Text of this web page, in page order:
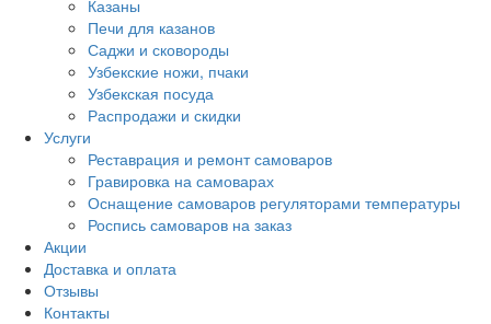
Казаны
Печи для казанов
Саджи и сковороды
Узбекские ножи, пчаки
Узбекская посуда
Распродажи и скидки
Услуги
Реставрация и ремонт самоваров
Гравировка на самоварах
Оснащение самоваров регуляторами температуры
Роспись самоваров на заказ
Акции
Доставка и оплата
Отзывы
Контакты